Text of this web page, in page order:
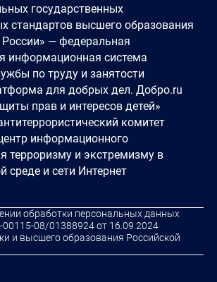
государственных
стандартов высшего образования
— федеральная
информационная система
по труду и занятости
для добрых дел. Добро.ru
прав и интересов детей»
комитет
информационного
терроризму и экстремизму в
среде и сети Интернет
обработки персональных данных
08/01388924 от 16.09.2024
и высшего образования Российской